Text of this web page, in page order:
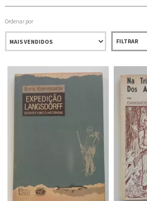
Ordenar por
FILTRAR